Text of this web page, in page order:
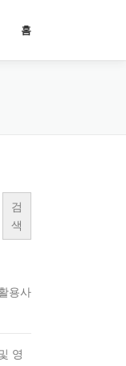
홈
검
색
용사
영